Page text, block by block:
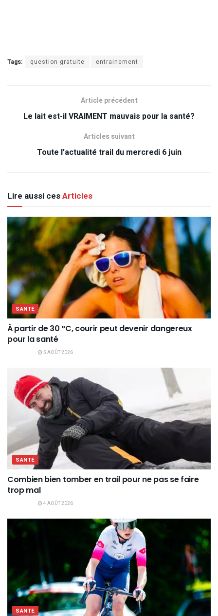
Tags: question gratuite entrainement
Article précédent
Le lait est-il VRAIMENT mauvais pour la santé?
Articles suivant
Toute l’actualité trail du mercredi 6 juin
Lire aussi cesArticles
SANTÉ
À partir de 30 °C, courir peut devenir dangereux
pour la santé
5 AOÛT 2026
SANTÉ
Combien bien tomber en trail pour ne pas se faire
trop mal
4 AOÛT 2026
SANTÉ